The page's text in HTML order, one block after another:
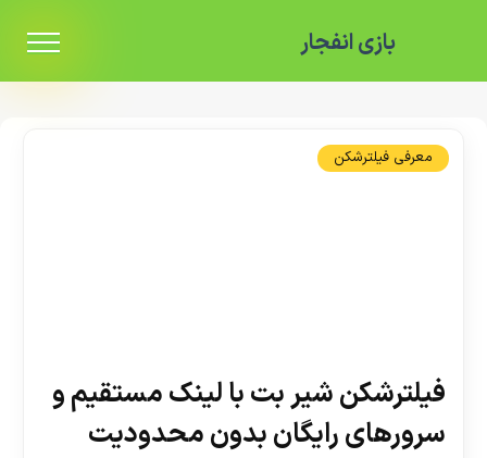
بازی انفجار
معرفی فیلترشکن
فیلترشکن شیر بت با لینک مستقیم و
سرورهای رایگان بدون محدودیت